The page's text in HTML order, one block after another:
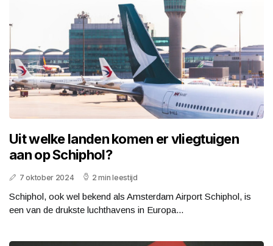
Uit welke landen komen er vliegtuigen
aan op Schiphol?
7 oktober 2024 2 min leestijd
Schiphol, ook wel bekend als Amsterdam Airport Schiphol, is
een van de drukste luchthavens in Europa...